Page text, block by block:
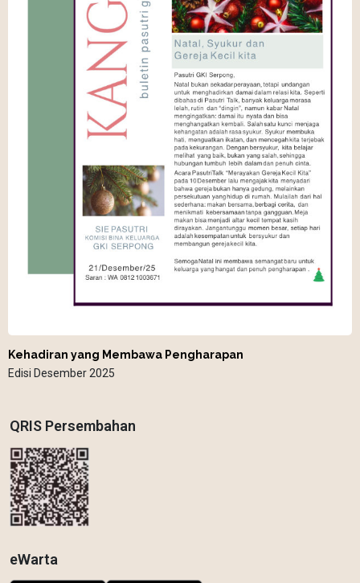
Kehadiran yang Membawa Pengharapan
Edisi Desember 2025
QRIS Persembahan
eWarta